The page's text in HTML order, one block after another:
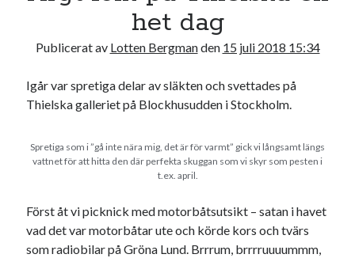
het dag
Publicerat av Lotten Bergmanden 15 juli 2018 15:34
Igår var spretiga delar av släkten och svettades på
Thielska galleriet på Blockhusudden i Stockholm.
Spretiga som i ”gå inte nära mig, det är för varmt” gick vi långsamt längs
vattnet för att hitta den där perfekta skuggan som vi skyr som pesten i
t.ex. april.
Först åt vi picknick med motorbåtsutsikt – satan i havet
vad det var motorbåtar ute och körde kors och tvärs
som radiobilar på Gröna Lund. Brrrum, brrrruuuummm,